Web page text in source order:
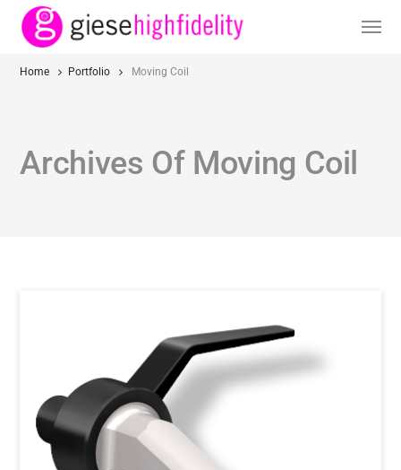
Home Portfolio Moving Coil
Archives Of Moving Coil